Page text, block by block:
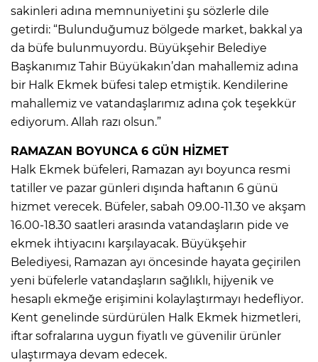
sakinleri adına memnuniyetini şu sözlerle dile
getirdi: “Bulunduğumuz bölgede market, bakkal ya
da büfe bulunmuyordu. Büyükşehir Belediye
Başkanımız Tahir Büyükakın’dan mahallemiz adına
bir Halk Ekmek büfesi talep etmiştik. Kendilerine
mahallemiz ve vatandaşlarımız adına çok teşekkür
ediyorum. Allah razı olsun.”
RAMAZAN BOYUNCA 6 GÜN HİZMET
Halk Ekmek büfeleri, Ramazan ayı boyunca resmi
tatiller ve pazar günleri dışında haftanın 6 günü
hizmet verecek. Büfeler, sabah 09.00-11.30 ve akşam
16.00-18.30 saatleri arasında vatandaşların pide ve
ekmek ihtiyacını karşılayacak. Büyükşehir
Belediyesi, Ramazan ayı öncesinde hayata geçirilen
yeni büfelerle vatandaşların sağlıklı, hijyenik ve
hesaplı ekmeğe erişimini kolaylaştırmayı hedefliyor.
Kent genelinde sürdürülen Halk Ekmek hizmetleri,
iftar sofralarına uygun fiyatlı ve güvenilir ürünler
ulaştırmaya devam edecek.